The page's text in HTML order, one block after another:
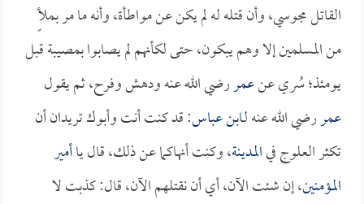
القاتل مجوسي، وأن قتله له لم يكن عن مواطأة، وأنه ما مر بملأٍ
من المسلمين إلا وهم يبكون، حتى لكأنهم لم يصابوا بمصيبة قبل
يومئذ؛ سُري عنعمررضي الله عنه ودهش وفرح، ثم يقول
عمررضي الله عنه لـابن عباس: قد كنت أنت وأبوك تريدان أن
تكثر العلوج فيالمدينة، وكنت أنهاكما عن ذلك، قال ياأمير
المؤمنين، إن شئت الآن، أي أن نقتلهم الآن، قال: كذبت لا